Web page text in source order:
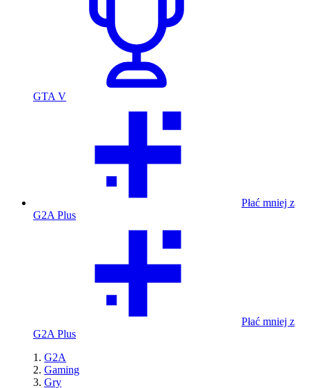
GTA V
Płać mniej z
G2A Plus
Płać mniej z
G2A Plus
G2A
Gaming
Gry